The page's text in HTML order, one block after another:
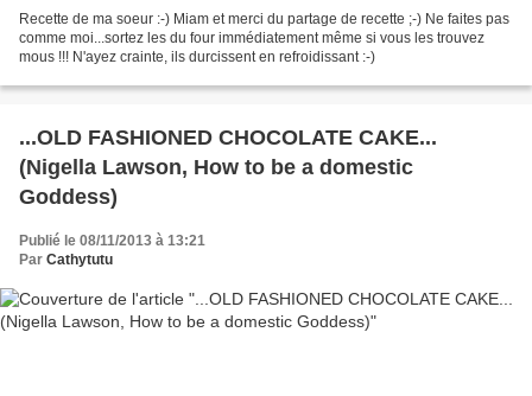
Recette de ma soeur :-) Miam et merci du partage de recette ;-) Ne faites pas
comme moi...sortez les du four immédiatement même si vous les trouvez
mous !!! N'ayez crainte, ils durcissent en refroidissant :-)
...OLD FASHIONED CHOCOLATE CAKE...
(Nigella Lawson, How to be a domestic
Goddess)
Publié le 08/11/2013 à 13:21
Par Cathytutu